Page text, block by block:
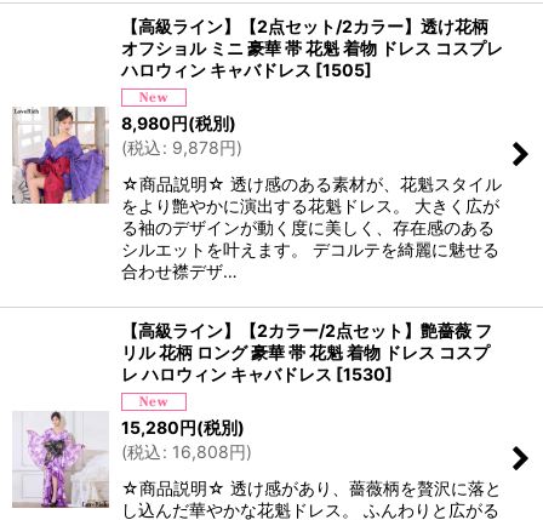
【高級ライン】【2点セット/2カラー】透け花柄
オフショル ミニ 豪華 帯 花魁 着物 ドレス コスプレ
ハロウィン キャバドレス [1505]
8,980円(税別)
(税込: 9,878円)
☆商品説明☆ 透け感のある素材が、花魁スタイル
をより艶やかに演出する花魁ドレス。 大きく広が
る袖のデザインが動く度に美しく、存在感のある
シルエットを叶えます。 デコルテを綺麗に魅せる
合わせ襟デザ…
【高級ライン】【2カラー/2点セット】艶薔薇 フ
リル 花柄 ロング 豪華 帯 花魁 着物 ドレス コスプ
レ ハロウィン キャバドレス [1530]
15,280円(税別)
(税込: 16,808円)
☆商品説明☆ 透け感があり、薔薇柄を贅沢に落と
し込んだ華やかな花魁ドレス。 ふんわりと広がる